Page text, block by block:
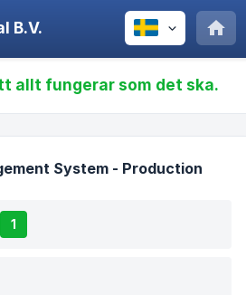
B.V.
allt fungerar som det ska.
System - Production
1